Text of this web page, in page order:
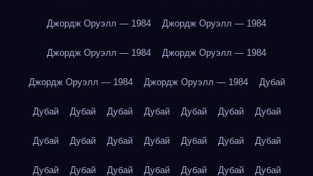
Джордж Оруэлл — 1984 Джордж Оруэлл — 1984
Джордж Оруэлл — 1984 Джордж Оруэлл — 1984
Джордж Оруэлл — 1984 Джордж Оруэлл — 1984 Дубай
Дубай Дубай Дубай Дубай Дубай Дубай Дубай
Дубай Дубай Дубай Дубай Дубай Дубай Дубай
Дубай Дубай Дубай Дубай Дубай Дубай Дубай